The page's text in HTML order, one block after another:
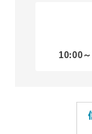
10:00